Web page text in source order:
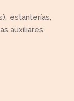
estanterías,
auxiliares